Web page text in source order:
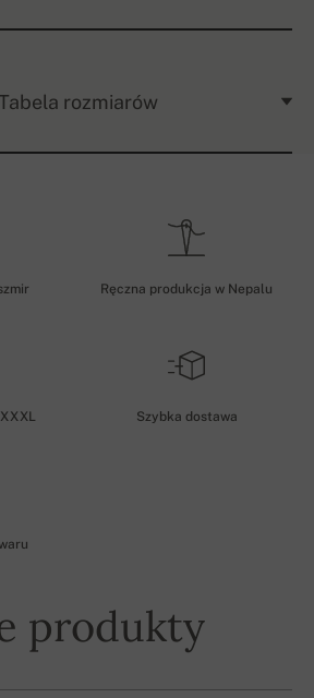
rozmiarów
Ręczna produkcja w Nepalu
Szybka dostawa
produkty